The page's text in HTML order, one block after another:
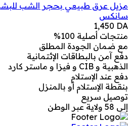
مزيل عرق طبيعي بحجر الشب
سانكس
1,450 DA
منتجات أصلية 100%
مع ضمان الجودة المطلق
دفع آمن بالبطاقات الإئتمانية
الذهبية و CIB و فيزا و ماستر كارد
دفع عند الإستلام
بنقطة الإستلام أو بالمنزل
توصيل سريع
إلى 58 ولاية عبر الوطن